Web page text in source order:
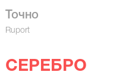
Точно
Ruport
СЕРЕБРО